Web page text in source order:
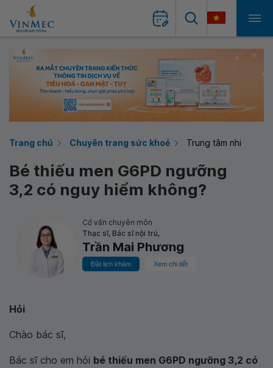
Trang chủ Chuyên trang sức khoẻ Trung tâm nhi
Bé thiếu men G6PD ngưỡng
3,2 có nguy hiểm không?
Cố vấn chuyên môn
Thạc sĩ, Bác sĩ nội trú,
Trần Mai Phương
Đặt lịch khám Xem chi tiết
Hỏi
Chào bác sĩ,
Bác sĩ cho em hỏi bé thiếu men G6PD ngưỡng 3,2 có